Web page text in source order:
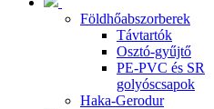
Földhőabszorberek
Távtartók
Osztó-gyűjtő
PE-PVC és SR
golyóscsapok
Haka-Gerodur